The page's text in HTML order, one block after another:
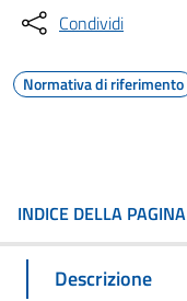
Condividi
Normativa di riferimento
INDICE DELLA PAGINA
Descrizione